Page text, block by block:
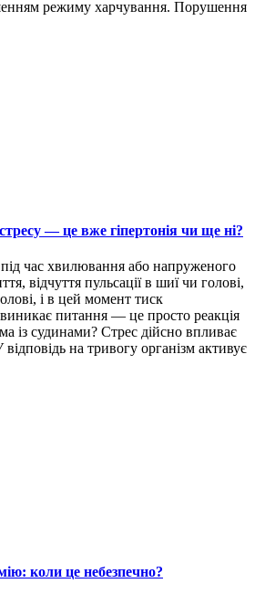
режиму харчування. Порушення
— це вже гіпертонія чи ще ні?
час хвилювання або напруженого
відчуття пульсації в шиї чи голові,
і в цей момент тиск
питання — це просто реакція
із судинами? Стрес дійсно впливає
на тривогу організм активує
коли це небезпечно?